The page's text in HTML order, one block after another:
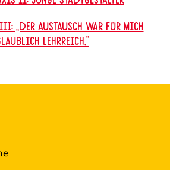
„Der Austausch war für mich
lehrreich.“